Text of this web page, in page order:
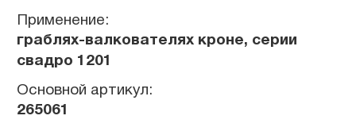
Применение:
граблях-валкователях кроне, серии
свадро 1201
Основной артикул:
265061